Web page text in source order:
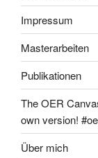
Impressum
Masterarbeiten
Publikationen
The OER
own version!
Über mich